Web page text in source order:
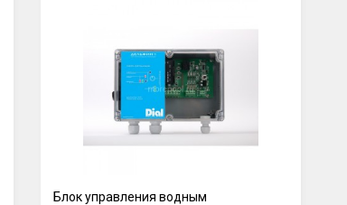
Блок управления водным